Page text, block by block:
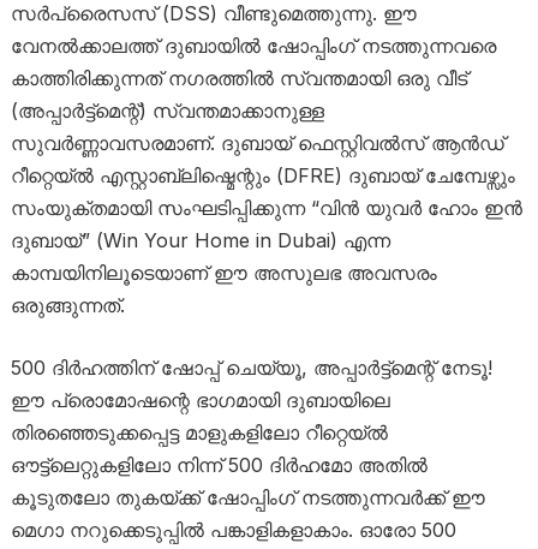
സർപ്രൈസസ് (DSS) വീണ്ടുമെത്തുന്നു. ഈ
വേനൽക്കാലത്ത് ദുബായിൽ ഷോപ്പിംഗ് നടത്തുന്നവരെ
കാത്തിരിക്കുന്നത് നഗരത്തിൽ സ്വന്തമായി ഒരു വീട്
(അപ്പാർട്ട്മെന്റ്) സ്വന്തമാക്കാനുള്ള
സുവർണ്ണാവസരമാണ്. ദുബായ് ഫെസ്റ്റിവൽസ് ആൻഡ്
റീറ്റെയ്ൽ എസ്റ്റാബ്ലിഷ്മെന്റും (DFRE) ദുബായ് ചേമ്പേഴ്സും
സംയുക്തമായി സംഘടിപ്പിക്കുന്ന “വിൻ യുവർ ഹോം ഇൻ
ദുബായ്” (Win Your Home in Dubai) എന്ന
കാമ്പയിനിലൂടെയാണ് ഈ അസുലഭ അവസരം
ഒരുങ്ങുന്നത്.
500 ദിർഹത്തിന് ഷോപ്പ് ചെയ്യൂ, അപ്പാർട്ട്മെന്റ് നേടൂ!
ഈ പ്രൊമോഷന്റെ ഭാഗമായി ദുബായിലെ
തിരഞ്ഞെടുക്കപ്പെട്ട മാളുകളിലോ റീറ്റെയ്ൽ
ഔട്ട്‌ലെറ്റുകളിലോ നിന്ന് 500 ദിർഹമോ അതിൽ
കൂടുതലോ തുകയ്ക്ക് ഷോപ്പിംഗ് നടത്തുന്നവർക്ക് ഈ
മെഗാ നറുക്കെടുപ്പിൽ പങ്കാളികളാകാം. ഓരോ 500